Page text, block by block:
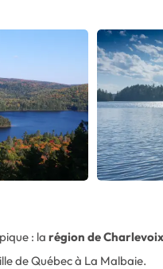
: la région de Charlevoix
de Québec à La Malbaie.